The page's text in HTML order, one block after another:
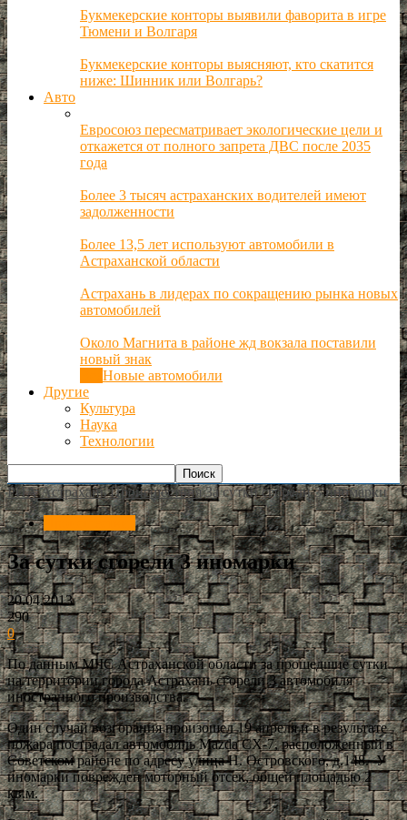
Букмекерские конторы выявили фаворита в игре
Тюмени и Волгаря
Букмекерские конторы выясняют, кто скатится
ниже: Шинник или Волгарь?
Авто
Евросоюз пересматривает экологические цели и
откажется от полного запрета ДВС после 2035
года
Более 3 тысяч астраханских водителей имеют
задолженности
Более 13,5 лет используют автомобили в
Астраханской области
Астрахань в лидерах по сокращению рынка новых
автомобилей
Около Магнита в районе жд вокзала поставили
новый знак
Новые автомобили
Другие
Культура
Наука
Технологии
РИА Астрахань Происшествия За сутки сгорели 3 иномарки
За сутки сгорели 3 иномарки
20.04.2013
290
0
По данным МЧС Астраханской области за прошедшие сутки
на территории города Астрахань сгорели 3 автомобиля
иностранного производства.
Один случай возгорания произошел 19 апреля и в результате
пожара пострадал автомобиль Mazda CX-7, расположенный в
Советском районе по адресу улица Н. Островского, д.148. У
иномарки поврежден моторный отсек, общей площадью 2
кв.м.